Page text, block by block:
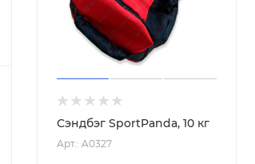
Сэндбэг SportPanda, 10 кг
Арт.: A0327